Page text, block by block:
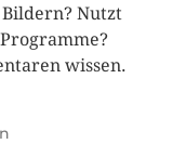
Nutzt
wissen.